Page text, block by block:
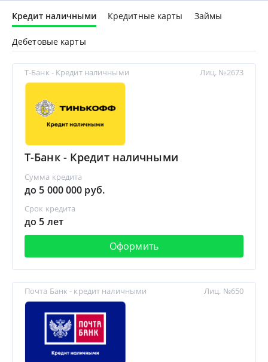
Кредит наличными Кредитные карты Займы
Дебетовые карты
Т-Банк - Кредит наличными
Т-Банк - Кредит наличными
Сумма кредита
до 5 000 000 руб.
Срок кредита
до 5 лет
Оформить
Лиц. №2673
Почта Банк - кредит наличными Лиц. №650